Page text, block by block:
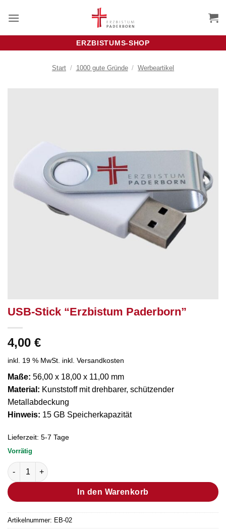
Inhalt
ERZBISTUMS-SHOP
Start / 1000 gute Gründe / Werbeartikel
USB-Stick “Erzbistum Paderborn”
4,00 €
inkl. 19 % MwSt. inkl. Versandkosten
Maße: 56,00 x 18,00 x 11,00 mm
Material: Kunststoff mit drehbarer, schützender
Metallabdeckung
Hinweis: 15 GB Speicherkapazität
Lieferzeit: 5-7 Tage
Vorrätig
USB-Stick "Erzbistum Paderborn" Menge
In den Warenkorb
Artikelnummer: EB-02